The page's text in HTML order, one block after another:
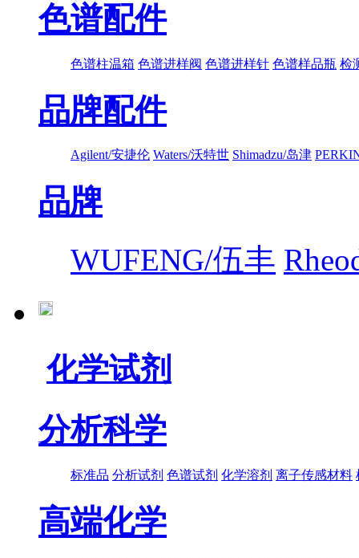
色谱配件
色谱柱温箱 色谱进样阀 色谱进样针 色谱样品瓶 检
品牌配件
Agilent/安捷伦 Waters/沃特世 Shimadzu/岛津
品牌
WUFENG/伍丰
化学试剂
分析科学
标准品 分析试剂 色谱试剂 化学溶剂 离子传感材料
高端化学